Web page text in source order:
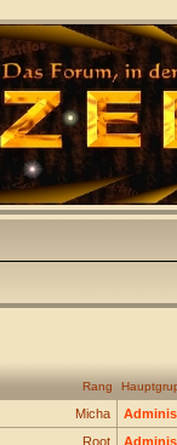
Rang
Micha
Root